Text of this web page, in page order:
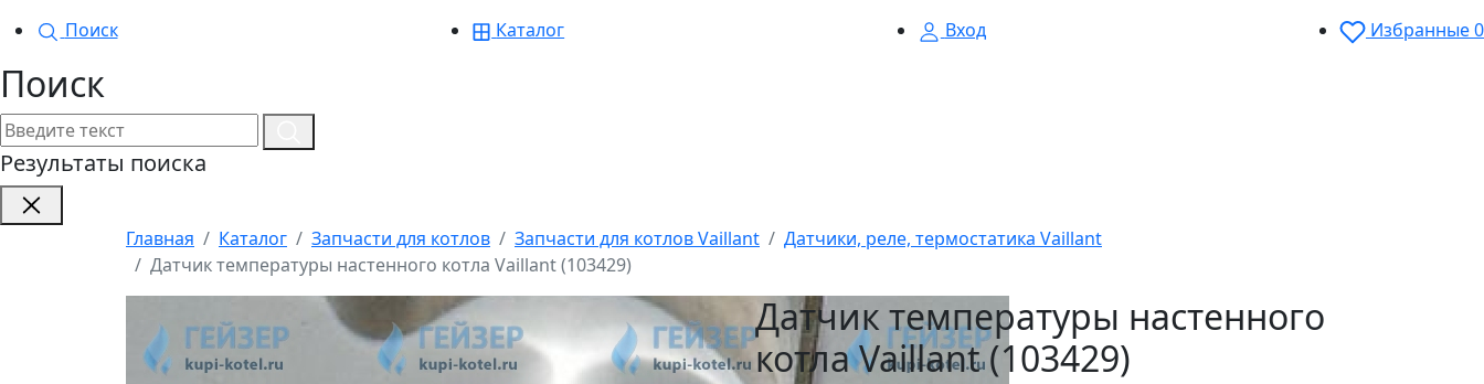
Поиск
Каталог Вход Избранные0
Поиск
Результаты поиска
Главная Каталог Запчасти для котлов Запчасти для котлов Vaillant
Датчики, реле, термостатика Vaillant
Датчик температуры настенного котла Vaillant (103429)
Датчик температуры настенного
котла Vaillant (103429)